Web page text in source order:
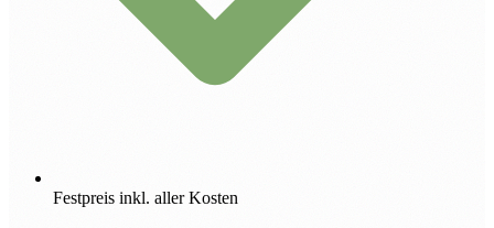
Festpreis inkl. aller Kosten